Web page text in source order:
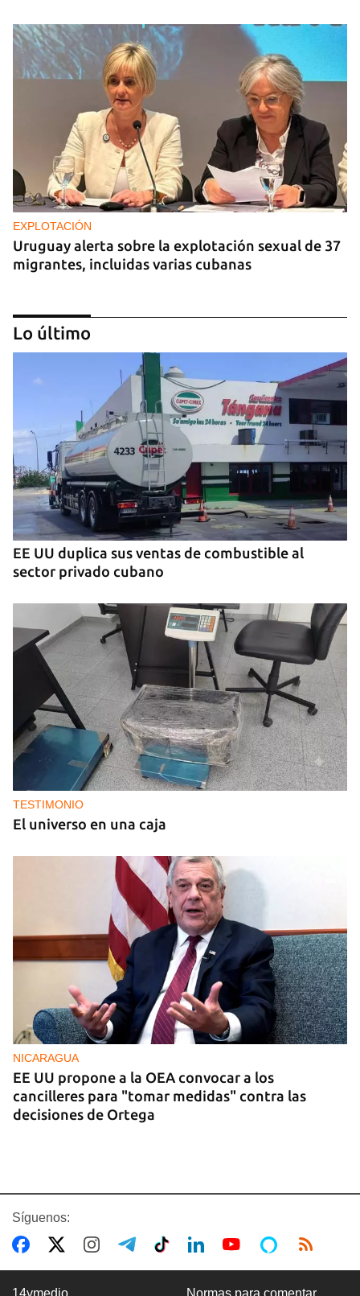
EXPLOTACIÓN
Uruguay alerta sobre la explotación sexual de 37
migrantes, incluidas varias cubanas
MIAMI
Ratificada la condena a muerte para el cubano
Rafael Andrés por el asesinato de una camarera
en 2005
Lo último
EE UU duplica sus ventas de combustible al
sector privado cubano
TESTIMONIO
El universo en una caja
NICARAGUA
EE UU propone a la OEA convocar a los
cancilleres para "tomar medidas" contra las
decisiones de Ortega
Síguenos: